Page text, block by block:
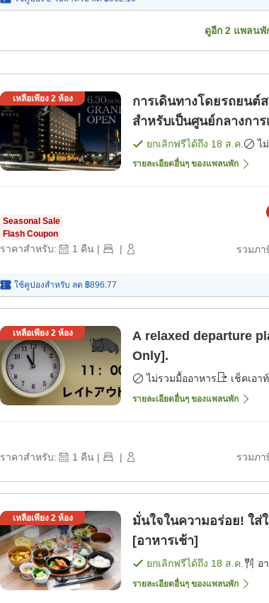
ดูอีก 2แพลนพั
เหลือเพียง 2ห้อง
การเดินทางโดยรถยนต์
สำหรับเป็นศูนย์กลางกา
นาช [เฉพาะห้องพัก]
ยกเลิกฟรีได้ถึง 18 ส.ค. ไ
รายละเอียดอื่นๆ ของแพลนพัก
Seasonal Sale
Flash Coupon
ราคาสำหรับ: 1 คืน | | รวมภา
ใช้คูปองสำหรับ ลด ฿896.77
เหลือเพียง 2 ห้อง
A relaxed departure
Only].
ไม่รวมมื้ออาหาร เช็คเอา
รายละเอียดอื่นๆ ของแพลนพัก
ราคาสำหรับ: 1 คืน | | รวมภา
เหลือเพียง 2 ห้อง
มั่นใจในความอร่อย! ใส่
[อาหารเช้า]
ยกเลิกฟรีได้ถึง 18 ส.ค. อ
รายละเอียดอื่นๆ ของแพลนพัก